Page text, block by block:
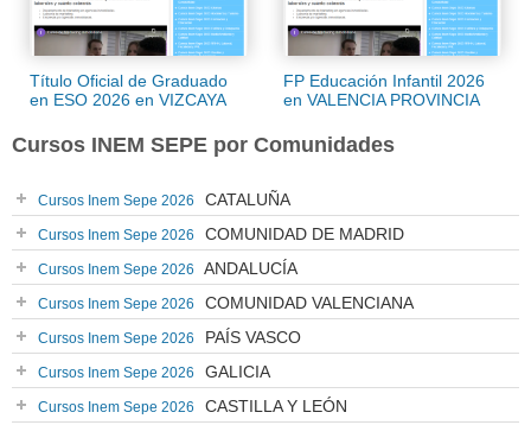
Título Oficial de Graduado
en ESO 2026 en VIZCAYA
FP Educación Infantil 2026
en VALENCIA PROVINCIA
Cursos INEM SEPE por Comunidades
Cursos Inem Sepe 2026 CATALUÑA
Cursos Inem Sepe 2026 COMUNIDAD DE MADRID
Cursos Inem Sepe 2026 ANDALUCÍA
Cursos Inem Sepe 2026 COMUNIDAD VALENCIANA
Cursos Inem Sepe 2026 PAÍS VASCO
Cursos Inem Sepe 2026 GALICIA
Cursos Inem Sepe 2026 CASTILLA Y LEÓN